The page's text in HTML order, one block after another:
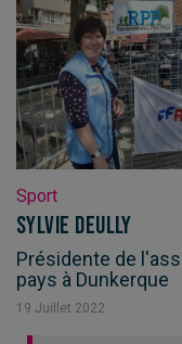
Sport
Sylvie Deully
Présidente de
pays à Dunkerque
19 Juillet 2022